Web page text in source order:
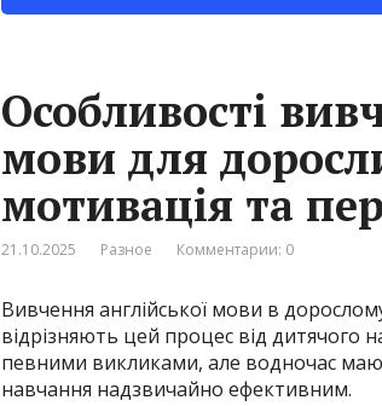
Особливості
мови для
мотивація та
21.10.2025 Разное Комментарии: 0
Вивчення англійської мови в дорослому
відрізняють цей процес від дитячого
певними викликами, але водночас
навчання надзвичайно ефективним.